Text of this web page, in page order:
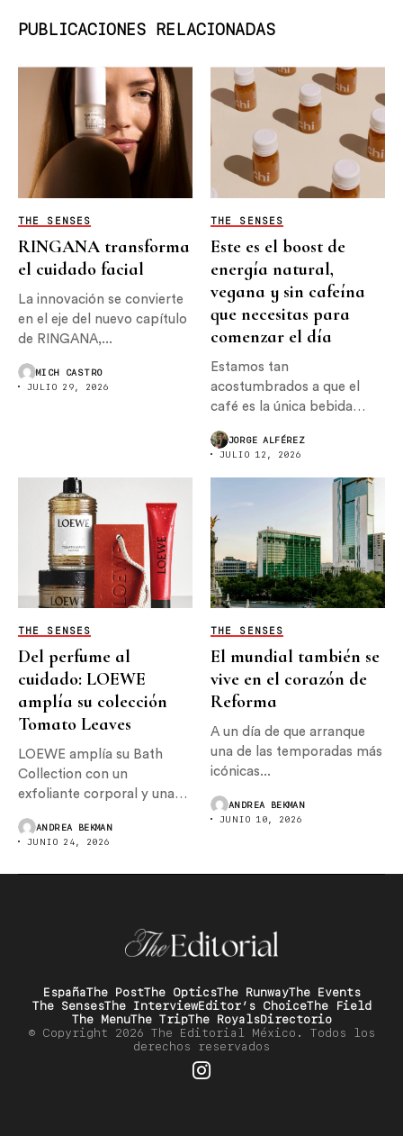
PUBLICACIONES RELACIONADAS
THE SENSES
RINGANA transforma
el cuidado facial
La innovación se convierte
en el eje del nuevo capítulo
de RINGANA,...
MICH CASTRO
JULIO 29, 2026
THE SENSES
Este es el boost de
energía natural,
vegana y sin cafeína
que necesitas para
comenzar el día
Estamos tan
acostumbrados a que el
café es la única bebida
JORGE ALFÉREZ
JULIO 12, 2026
THE SENSES
Del perfume al
cuidado: LOEWE
amplía su colección
Tomato Leaves
LOEWE amplía su Bath
Collection con un
exfoliante corporal y una
ANDREA BEKMAN
JUNIO 24, 2026
THE SENSES
El mundial también se
vive en el corazón de
Reforma
A un día de que arranque
una de las temporadas más
icónicas...
ANDREA BEKMAN
JUNIO 10, 2026
EspañaThe PostThe OpticsThe RunwayThe Events
The SensesThe InterviewEditor’s ChoiceThe Field
The MenuThe TripThe RoyalsDirectorio
© Copyright 2026 The Editorial México. Todos los
derechos reservados